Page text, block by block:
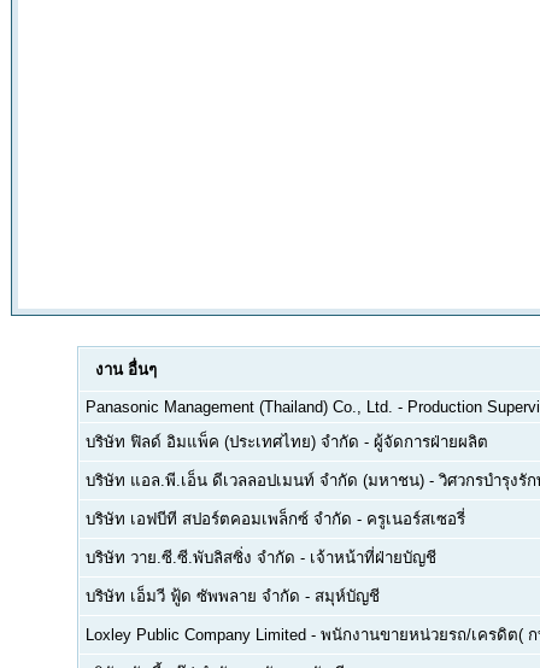
งาน อื่นๆ
Panasonic Management (Thailand) Co., Ltd. - Production
บริษัท ฟิลด์ อิมแพ็ค (ประเทศไทย) จำกัด - ผู้จัดการฝ่ายผลิต
บริษัท แอล.พี.เอ็น ดีเวลลอปเมนท์ จำกัด (มหาชน) - วิศวกรบำรุงรั
บริษัท เอฟบีที สปอร์ตคอมเพล็กซ์ จำกัด - ครูเนอร์สเซอรี่
บริษัท วาย.ซี.ซี.พับลิสซิ่ง จำกัด - เจ้าหน้าที่ฝ่ายบัญชี
บริษัท เอ็มวี ฟู้ด ซัพพลาย จำกัด - สมุห์บัญชี
Loxley Public Company Limited - พนักงานขายหน่วยรถ/เครดิต(